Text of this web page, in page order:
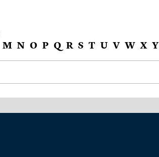
M N O P Q R S T U V W X Y